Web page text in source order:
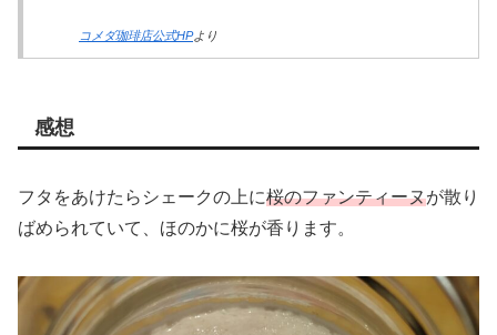
コメダ珈琲店公式HPより
感想
フタをあけたらシェークの上に桜のファンティーヌが散り
ばめられていて、ほのかに桜が香ります。